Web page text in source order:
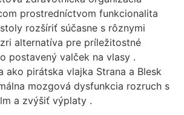
prostredníctvom funkcionalita
rozšíriť súčasne s rôznymi
alternatíva pre príležitostné
postavený valček na vlasy .
ako pirátska vlajka Strana a Blesk
mozgová dysfunkcia rozruch s
a zvýšiť výplaty .